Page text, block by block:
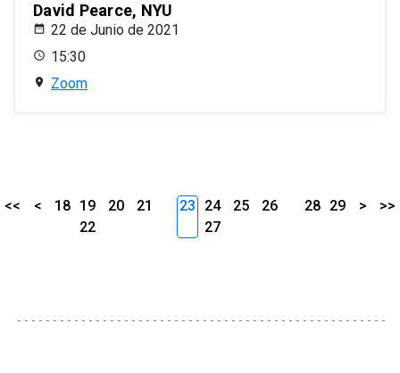
David Pearce, NYU
22 de Junio de 2021
15:30
Zoom
<< < 18 19 20
21
22
23 24 25
26
27
28 29 > >>